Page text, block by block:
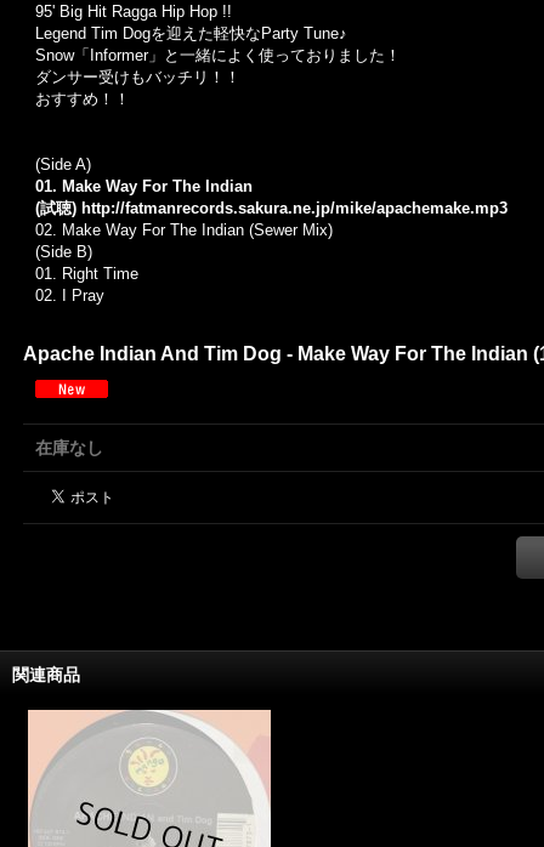
95' Big Hit Ragga Hip Hop !!
Legend Tim Dogを迎えた軽快なParty Tune♪
Snow「Informer」と一緒によく使っておりました！
ダンサー受けもバッチリ！！
おすすめ！！
(Side A)
01. Make Way For The Indian
(試聴) http://fatmanrecords.sakura.ne.jp/mike/apachemake.mp3
02. Make Way For The Indian (Sewer Mix)
(Side B)
01. Right Time
02.
I Pray
Apache Indian And Tim Dog - Make Way For The Indian
在庫なし
関連商品